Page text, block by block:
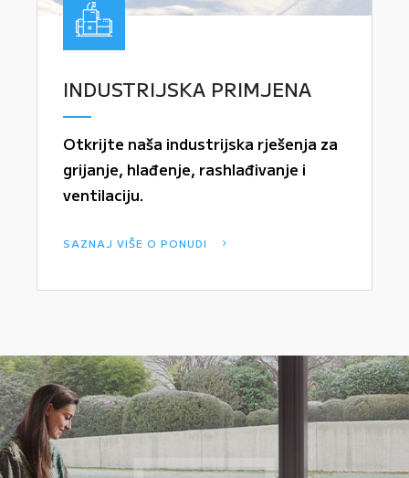
INDUSTRIJSKA PRIMJENA
Otkrijte naša industrijska rješenja za
grijanje, hlađenje, rashlađivanje i
ventilaciju.
SAZNAJ VIŠE O PONUDI